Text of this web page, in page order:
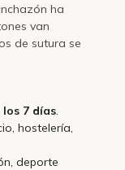
ha
van
de sutura se
los 7 días.
hostelería,
deporte